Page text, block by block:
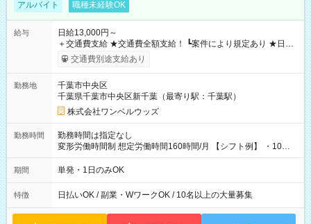
アルバイト 職種未経験OK
給与
日給13,000円～
＋交通費支給 ★交通費全額支給！ ┗案件により規定あり ★日払
いOK！（規定あり） ┗働いたその日に現金GET♪ お仕事後はコ
ンビニATMから 日払い分を引き落とせます！ 【試用期間】試
交通費別途支給あり
勤務地
千葉市中央区
千葉県千葉市中央区新千葉（最寄り駅：千葉駅）
株式会社ワンベルウッズ
勤務時間
勤務時間は指定なし
変形労働時間制 想定労働時間160時間/月 【シフト例】 ・10：
00～20：00
期間 単発・1日のみOK
特徴 日払いOK / 副業・WワークOK / 10名以上の大量募集